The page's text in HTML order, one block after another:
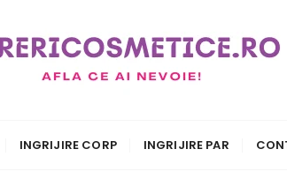
INGRIJIRE CORP INGRIJIRE PAR